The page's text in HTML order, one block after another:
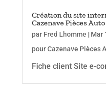
Création du site
Cazenave Pièces
par Fred Lhomme | Mar
pour Cazenave Pièces
Fiche client Site e-